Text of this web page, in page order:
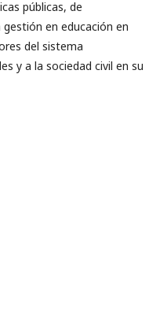
públicas, de
en educación en
del sistema
y a la sociedad civil en su